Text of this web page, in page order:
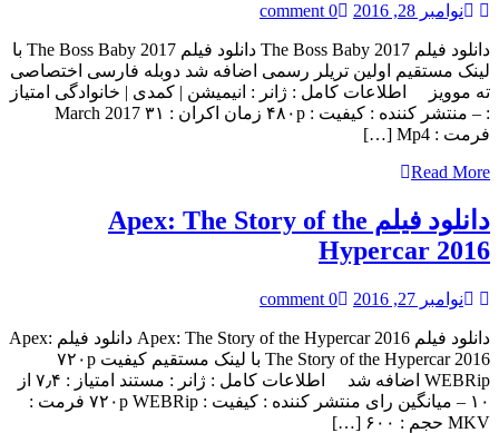
نوامبر 28, 2016 0 comment
دانلود فیلم The Boss Baby 2017 دانلود فیلم The Boss Baby 2017 با
لینک مستقیم اولین تریلر رسمی اضافه شد دوبله فارسی اختصاصی
ته موویز اطلاعات کامل : ژانر : انیمیشن | کمدی | خانوادگی امتياز
: – منتشر کننده : کیفیت : ۴۸۰p زمان اکران : ۳۱ March 2017
فرمت : Mp4 […]
Read More
دانلود فیلم Apex: The Story of the
Hypercar 2016
نوامبر 27, 2016 0 comment
دانلود فیلم Apex: The Story of the Hypercar 2016 دانلود فیلم Apex:
The Story of the Hypercar 2016 با لینک مستقیم کیفیت ۷۲۰p
WEBRip اضافه شد اطلاعات کامل : ژانر : مستند امتياز : ۷٫۴ از
۱۰ – میانگین رای منتشر کننده : کیفیت : ۷۲۰p WEBRip فرمت :
MKV حجم : ۶۰۰ […]